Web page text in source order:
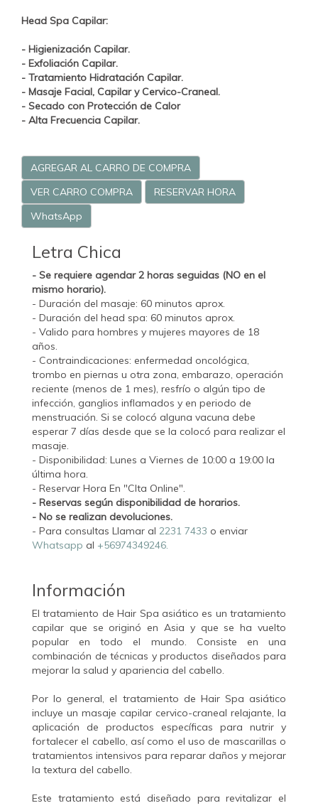
Head Spa Capilar:
- Higienización Capilar.
- Exfoliación Capilar.
- Tratamiento Hidratación Capilar.
- Masaje Facial, Capilar y Cervico-Craneal.
- Secado con Protección de Calor
- Alta Frecuencia Capilar.
AGREGAR AL CARRO DE COMPRA
VER CARRO COMPRA
RESERVAR HORA
WhatsApp
Letra Chica
- Se requiere agendar 2 horas seguidas (NO en el
mismo horario).
- Duración del masaje: 60 minutos aprox.
- Duración del head spa: 60 minutos aprox.
- Valido para hombres y mujeres mayores de 18
años.
- Contraindicaciones: enfermedad oncológica,
trombo en piernas u otra zona, embarazo, operación
reciente (menos de 1 mes), resfrío o algún tipo de
infección, ganglios inflamados y en periodo de
menstruación. Si se colocó alguna vacuna debe
esperar 7 días desde que se la colocó para realizar el
masaje.
- Disponibilidad: Lunes a Viernes de 10:00 a 19:00 la
última hora.
- Reservar Hora En "CIta Online".
- Reservas según disponibilidad de horarios.
- No se realizan devoluciones.
- Para consultas Llamar al 2231 7433 o enviar
Whatsapp al +56974349246.
Información
El tratamiento de Hair Spa asiático es un tratamiento
capilar que se originó en Asia y que se ha vuelto
popular en todo el mundo. Consiste en una
combinación de técnicas y productos diseñados para
mejorar la salud y apariencia del cabello.
Por lo general, el tratamiento de Hair Spa asiático
incluye un masaje capilar cervico-craneal relajante, la
aplicación de productos específicas para nutrir y
fortalecer el cabello, así como el uso de mascarillas o
tratamientos intensivos para reparar daños y mejorar
la textura del cabello.
Este tratamiento está diseñado para revitalizar el